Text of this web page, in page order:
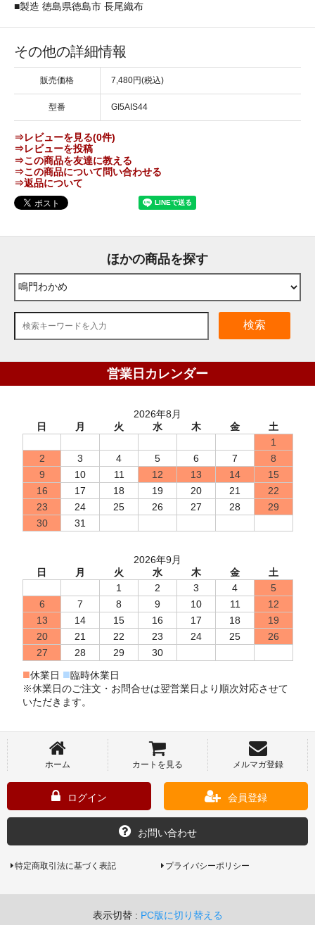
■製造 徳島県徳島市 長尾織布
その他の詳細情報
販売価格 7,480円(税込)
型番 GI5AIS44
⇒レビューを見る(0件)
⇒レビューを投稿
⇒この商品を友達に教える
⇒この商品について問い合わせる
⇒返品について
ほかの商品を探す
検索
営業日カレンダー
2026年8月
日
月 火 水 木 金
土
1
2
3 4 5 6 7
8
9
10 11 12 13 14
15
16
17 18 19 20 21
22
23
24 25 26 27 28
29
30
31
2026年9月
日
月 火 水 木 金
土
1
2 3 4
5
6
7 8 9 10 11
12
13
14 15 16 17 18
19
20
21 22 23 24 25
26
27
28 29 30
■休業日 ■臨時休業日
※休業日のご注文・お問合せは翌営業日より順次対応させて
いただきます。
ホーム カートを見る メルマガ登録
ログイン 会員登録
お問い合わせ
特定商取引法に基づく表記 プライバシーポリシー
表示切替 : PC版に切り替える